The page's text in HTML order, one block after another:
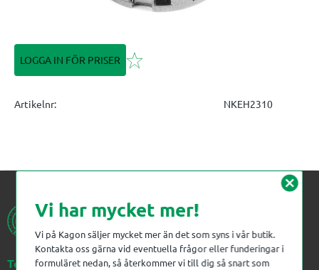
LOGGA IN FÖR PRISER Lägg till i favoriter
Artikelnr NKEH2310
Telefon:023-383 18 00
cancel
Vi har mycket mer!
Vi på Kagon säljer mycket mer än det som syns i vår butik.
Kontakta oss gärna vid eventuella frågor eller funderingar i
formuläret nedan, så återkommer vi till dig så snart som